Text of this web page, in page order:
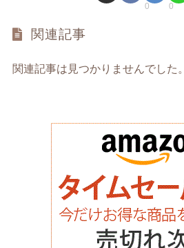
0 0
関連記事
関連記事は見つかりませんでした。